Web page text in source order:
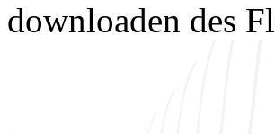
downloaden des